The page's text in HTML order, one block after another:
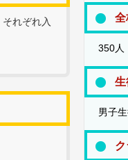
れぞれ入
全
350人
生
男子